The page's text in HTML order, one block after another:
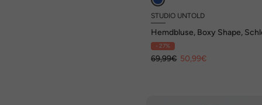
STUDIO UNTOLD
Hemdbluse, Boxy Shape,
Langarm
- 27%
69,99€ 50,99€